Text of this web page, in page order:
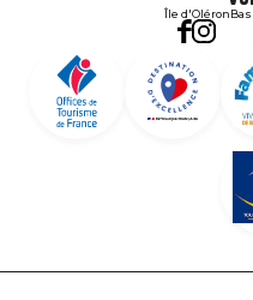
Île d'Oléron